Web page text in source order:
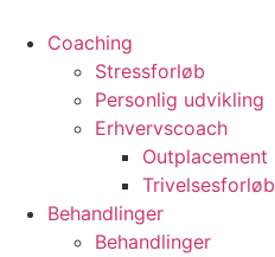
Coaching
Stressforløb
Personlig udvikling
Erhvervscoach
Outplacement
Trivelsesforløb
Behandlinger
Behandlinger